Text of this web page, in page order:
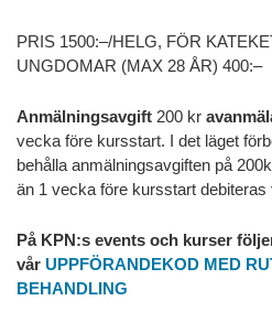
PRIS 1500:–/HELG, FÖR
UNGDOMAR (MAX 28 ÅR) 400:–
Anmälningsavgift 200 kr
vecka före kursstart. I det läget
behålla anmälningsavgiften på
än 1 vecka före kursstart debiteras
På KPN:s events och kurser
vår UPPFÖRANDEKOD MED
BEHANDLING